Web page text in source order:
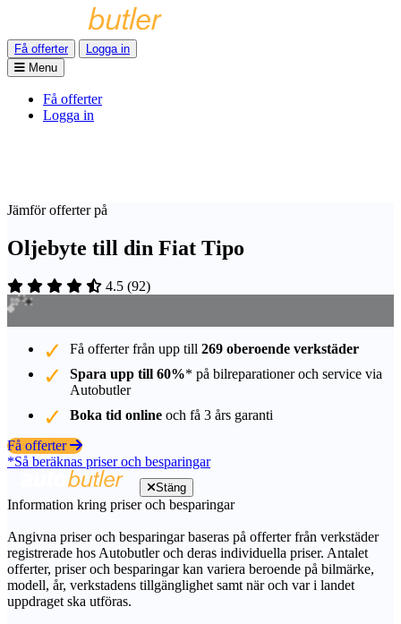
Få offerter
Logga in
Menu
Få offerter
Logga in
Jämför offerter på
Oljebyte till din Fiat Tipo
4.5 (92)
Få offerter från upp till 269 oberoende verkstäder
Spara upp till 60%* på bilreparationer och service via
Autobutler
Boka tid online och få 3 års garanti
Få offerter
*Så beräknas priser och besparingar
Stäng
Information kring priser och besparingar
Angivna priser och besparingar baseras på offerter från verkstäder
registrerade hos Autobutler och deras individuella priser. Antalet
offerter, priser och besparingar kan variera beroende på bilmärke,
modell, år, verkstadens tillgänglighet samt när och var i landet
uppdraget ska utföras.